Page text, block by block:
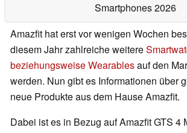
Smartphones 2026
Amazfit hat erst vor wenigen Wochen
diesem Jahr zahlreiche weitere
beziehungsweise Wearablesauf den
werden. Nun gibt es Informationen über
neue Produkte aus dem Hause Amazfit.
Dabei ist es in Bezug auf Amazfit GTS 4